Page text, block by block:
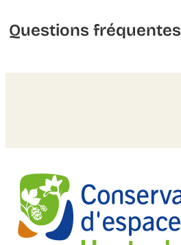
Questions fréquentes